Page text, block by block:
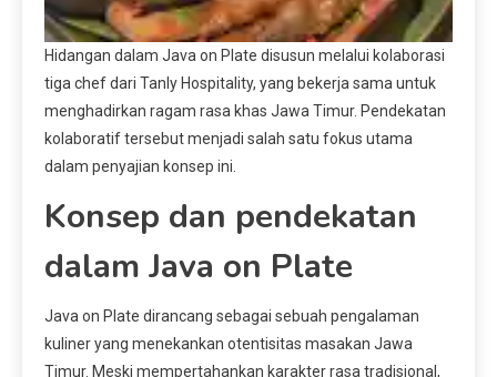
Hidangan dalam Java on Plate disusun melalui kolaborasi
tiga chef dari Tanly Hospitality, yang bekerja sama untuk
menghadirkan ragam rasa khas Jawa Timur. Pendekatan
kolaboratif tersebut menjadi salah satu fokus utama
dalam penyajian konsep ini.
Konsep dan pendekatan
dalam Java on Plate
Java on Plate dirancang sebagai sebuah pengalaman
kuliner yang menekankan otentisitas masakan Jawa
Timur. Meski mempertahankan karakter rasa tradisional,